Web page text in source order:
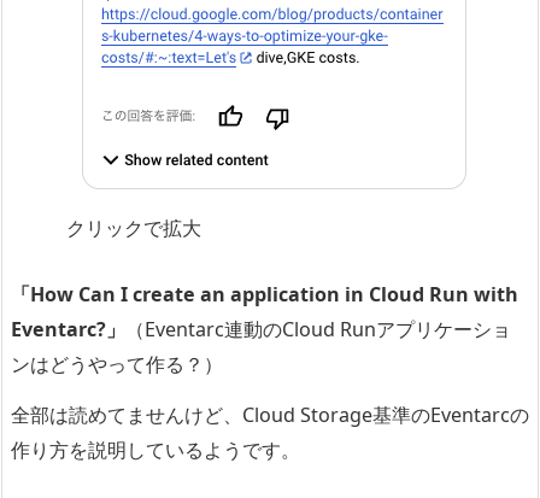
クリックで拡大
「How Can I create an application in Cloud Run with
Eventarc?」
（Eventarc連動のCloud Runアプリケーショ
ンはどうやって作る？）
全部は読めてませんけど、Cloud Storage基準のEventarcの
作り方を説明しているようです。